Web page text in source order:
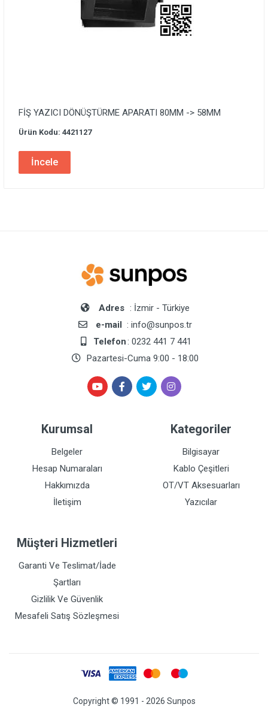
FİŞ YAZICI DÖNÜŞTÜRME APARATI 80MM -> 58MM
Ürün Kodu: 4421127
İncele
Adres : İzmir - Türkiye
e-mail : info@sunpos.tr
Telefon: 0232 441 7 441
Pazartesi-Cuma 9:00 - 18:00
Kurumsal
Belgeler
Hesap Numaraları
Hakkımızda
İletişim
Kategoriler
Bilgisayar
Kablo Çeşitleri
OT/VT Aksesuarları
Yazıcılar
Müşteri Hizmetleri
Garanti Ve Teslimat/İade
Şartları
Gizlilik Ve Güvenlik
Mesafeli Satış Sözleşmesi
Copyright © 1991 - 2026 Sunpos